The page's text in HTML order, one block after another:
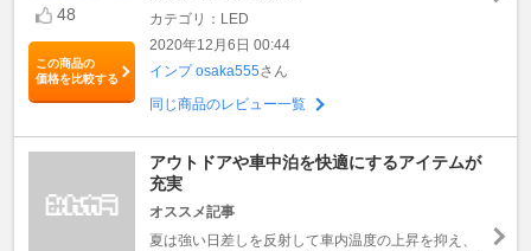
48
この商品の
価格を比較する
カテゴリ：LED
2020年12月6日 00:44
インプ osaka555さん
同じ商品のレビュー一覧
アウトドアや車中泊を快適にするアイテムが
充実
オススメ記事
夏は強い日差しを反射して車内温度の上昇を抑え、